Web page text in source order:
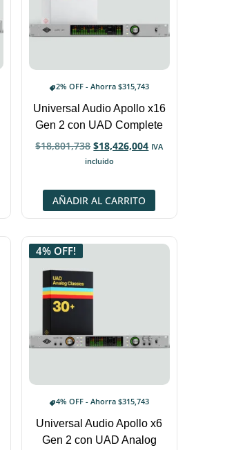
2% OFF - Ahorra$315,743
Universal Audio Apollo x16
Gen 2 con UAD Complete
$18,801,738 $18,426,004 IVA
incluido
AÑADIR AL CARRITO
4% OFF!
4% OFF - Ahorra$315,743
Universal Audio Apollo x6
Gen 2 con UAD Analog